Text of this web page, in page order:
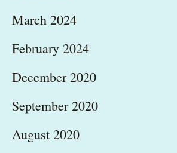
March 2024
February 2024
December 2020
September 2020
August 2020